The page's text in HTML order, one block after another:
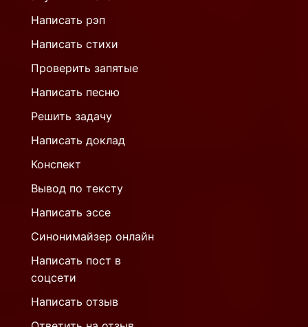
Написать рэп
Написать стихи
Проверить запятые
Написать песню
Решить задачу
Написать доклад
Конспект
Вывод по тексту
Написать эссе
Синонимайзер онлайн
Написать пост в
соцсети
Написать отзыв